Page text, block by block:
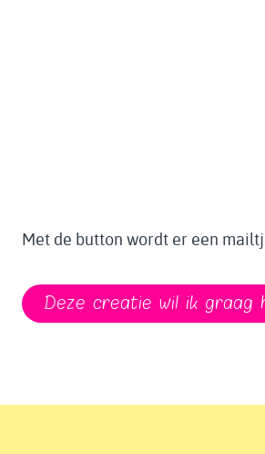
Met de button wordt er een
Deze creatie wil ik graag